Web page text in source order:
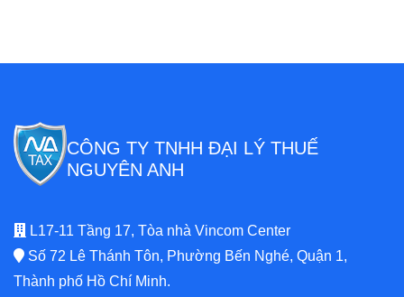
CÔNG TY TNHH ĐẠI LÝ THUẾ
NGUYÊN ANH
L17-11 Tầng 17, Tòa nhà Vincom Center
Số 72 Lê Thánh Tôn, Phường Bến Nghé, Quận 1,
Thành phố Hồ Chí Minh.